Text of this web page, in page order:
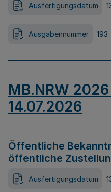
Ausfertigungsdatum
Ausgabennummer 193
MB.NRW 2026
14.07.2026
Öffentliche
öffentliche
Ausfertigungsdatum